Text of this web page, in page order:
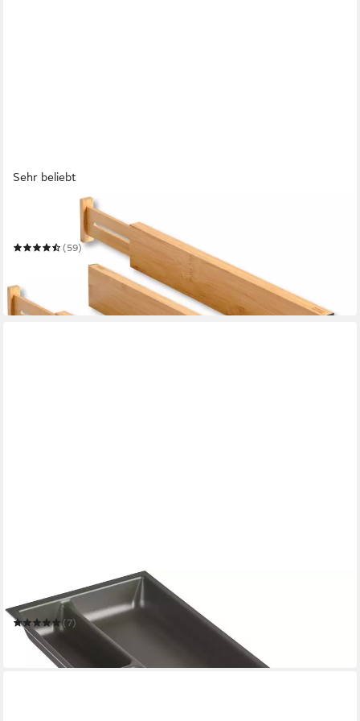
Sehr beliebt
Schubladeneinsatz Schubladentrenner
(59)
UVP34,99 €
-53%
in 3-4 Werktagen bei dir
Besteckeinsatz nobilia Zubehör
(7)
ab 8,99 €
lieferbar in 5 Wochen